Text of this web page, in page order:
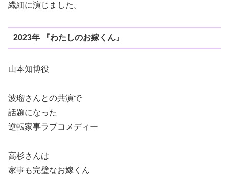
繊細に演じました。
2023年 『わたしのお嫁くん』
山本知博役
波瑠さんとの共演で
話題になった
逆転家事ラブコメディー
高杉さんは
家事も完璧なお嫁くん